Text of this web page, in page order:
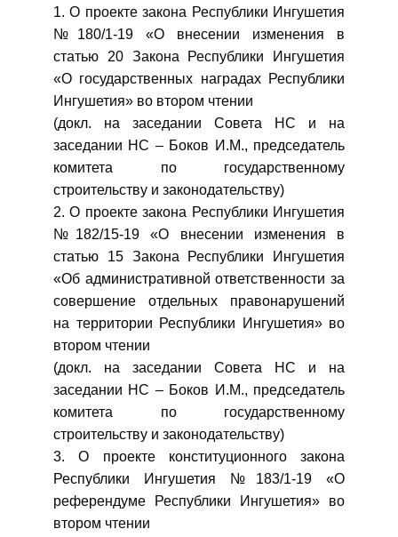
1. О проекте закона Республики Ингушетия
№180/1-19 «О внесении изменения в
статью 20 Закона Республики Ингушетия
«О государственных наградах Республики
Ингушетия» во втором чтении
(докл. на заседании Совета НС и на
заседании НС – Боков И.М., председатель
комитета по государственному
строительству и законодательству)
2. О проекте закона Республики Ингушетия
№182/15-19 «О внесении изменения в
статью 15 Закона Республики Ингушетия
«Об административной ответственности за
совершение отдельных правонарушений
на территории Республики Ингушетия» во
втором чтении
(докл. на заседании Совета НС и на
заседании НС – Боков И.М., председатель
комитета по государственному
строительству и законодательству)
3. О проекте конституционного закона
Республики Ингушетия №183/1-19 «О
референдуме Республики Ингушетия» во
втором чтении